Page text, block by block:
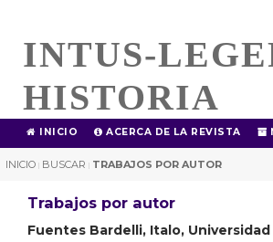
INTUS-
HISTORIA
INICIO ACERCA DE LA REVISTA
INICIO | BUSCAR | TRABAJOS POR AUTOR
Trabajos por autor
Fuentes Bardelli, Italo,